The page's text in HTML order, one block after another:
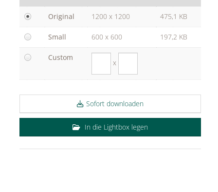
Rabanne
sh!ne by Dorotheum Juwelier
True Co.
VOSSEN
WELEDA
KONTAKT
Original 1200 x 1200 475,1 KB
Small 600 x 600 197,2 KB
Custom
x
Sofort downloaden
In die Lightbox legen